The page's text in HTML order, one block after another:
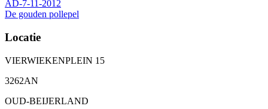
De gouden pollepel
Locatie
VIERWIEKENPLEIN 15
3262AN
OUD-BEIJERLAND